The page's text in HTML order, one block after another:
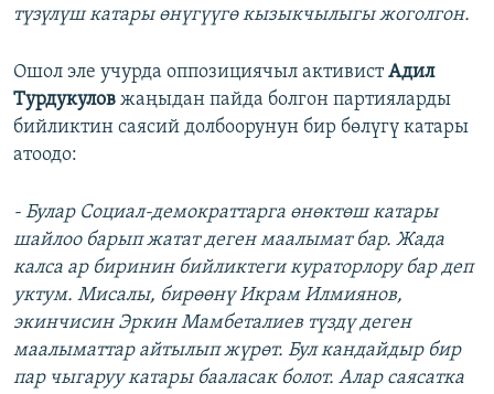
түзүлүш катары өнүгүүгө кызыкчылыгы жоголгон.
Ошол эле учурда оппозициячыл активистАдил
Турдукулов жаңыдан пайда болгон партияларды
бийликтин саясий долбоорунун бир бөлүгү катары
атоодо:
- Булар Социал-демократтарга өнөктөш катары
шайлоо барып жатат деген маалымат бар. Жада
калса ар биринин бийликтеги кураторлору бар деп
уктум. Мисалы, бирөөнү Икрам Илмиянов,
экинчисин Эркин Мамбеталиев түздү деген
маалыматтар айтылып жүрөт. Бул кандайдыр бир
пар чыгаруу катары бааласак болот. Алар саясатка